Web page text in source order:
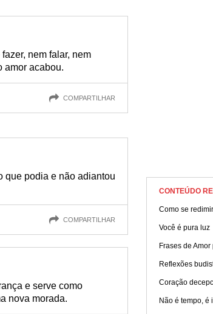
nem falar, nem
amor acabou.
COMPARTILHAR
que podia e não adiantou
COMPARTILHAR
e serve como
nova morada.
CONTEÚDO
Como se
Você é pura luz
Frases de
Reflexões
Coração
Não é tempo, é